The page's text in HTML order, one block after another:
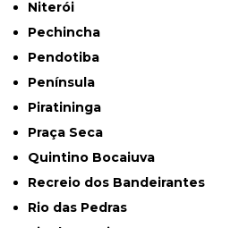
Niterói
Pechincha
Pendotiba
Península
Piratininga
Praça Seca
Quintino Bocaiuva
Recreio dos Bandeirantes
Rio das Pedras